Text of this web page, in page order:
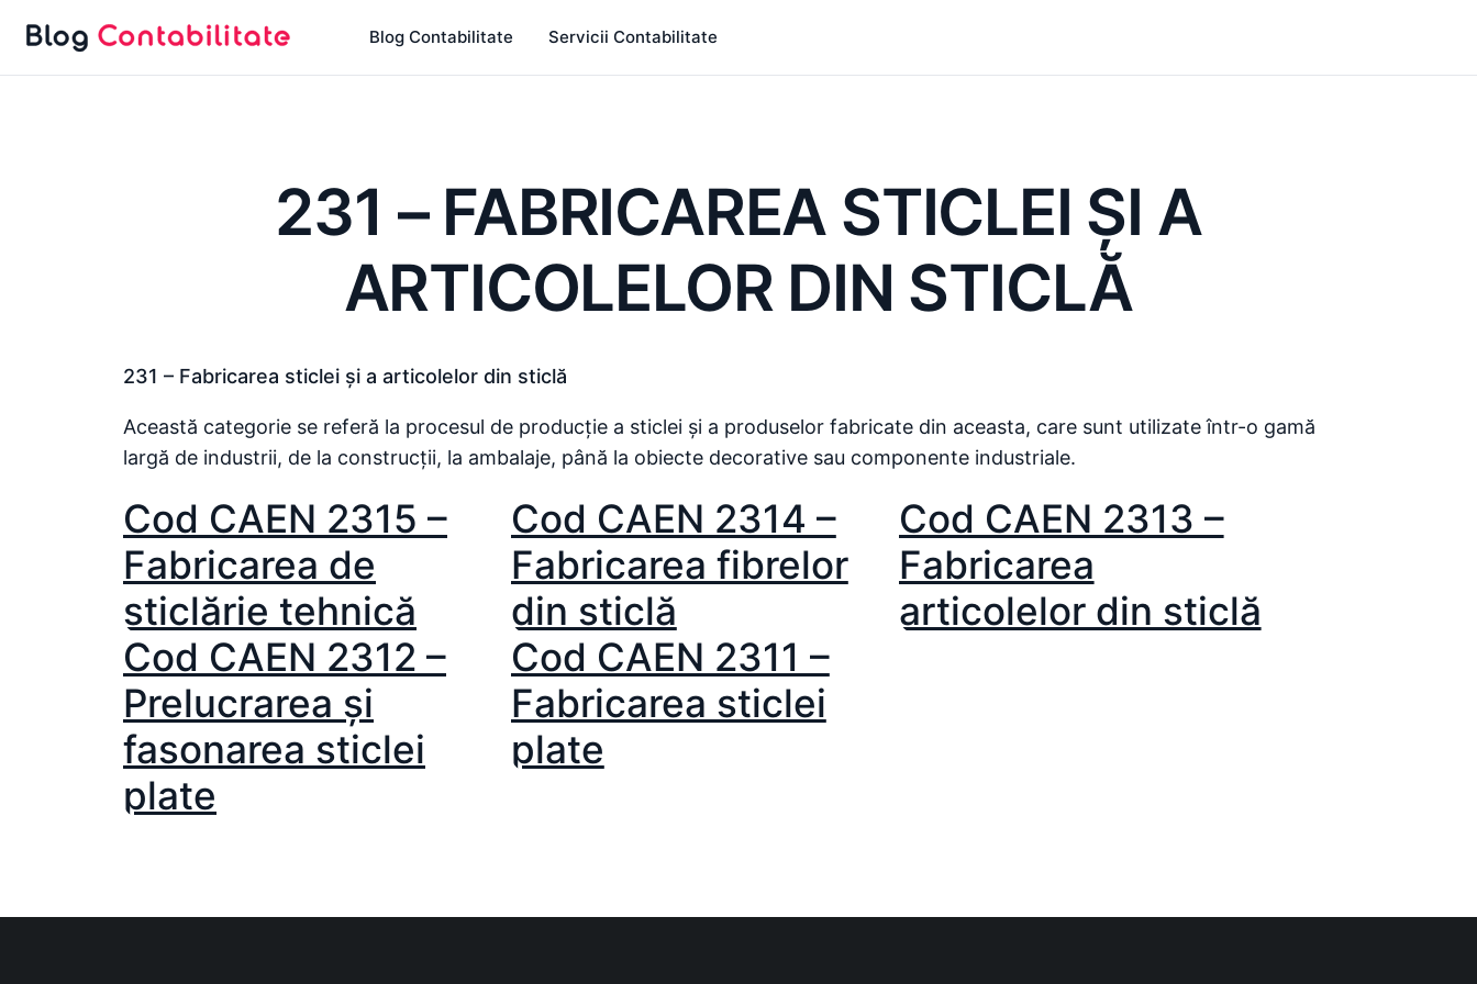
conținut
Blog Contabilitate Servicii Contabilitate
231 – FABRICAREA STICLEI ŞI A
ARTICOLELOR DIN STICLĂ
231 – Fabricarea sticlei şi a articolelor din sticlă
Această categorie se referă la procesul de producție a sticlei și a produselor fabricate din aceasta, care sunt utilizate într-o gamă
largă de industrii, de la construcții, la ambalaje, până la obiecte decorative sau componente industriale.
Cod CAEN 2315 –
Fabricarea de
sticlărie tehnică
Cod CAEN 2314 –
Fabricarea fibrelor
din sticlă
Cod CAEN 2313 –
Fabricarea
articolelor din sticlă
Cod CAEN 2312 –
Prelucrarea şi
fasonarea sticlei
plate
Cod CAEN 2311 –
Fabricarea sticlei
plate